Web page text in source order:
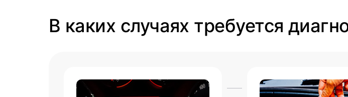
В каких случаях требуется